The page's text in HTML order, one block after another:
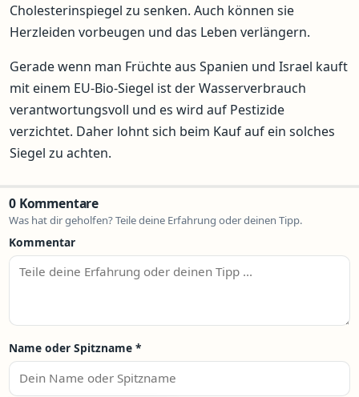
Cholesterinspiegel zu senken. Auch können sie
Herzleiden vorbeugen und das Leben verlängern.
Gerade wenn man Früchte aus Spanien und Israel kauft
mit einem EU-Bio-Siegel ist der Wasserverbrauch
verantwortungsvoll und es wird auf Pestizide
verzichtet. Daher lohnt sich beim Kauf auf ein solches
Siegel zu achten.
0 Kommentare
Was hat dir geholfen? Teile deine Erfahrung oder deinen Tipp.
Kommentar
Name oder Spitzname *